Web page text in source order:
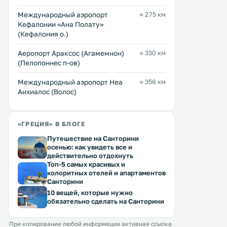
Международный аэропорт
Кефалонии «Ана Полату»
(Кефалония о.)
≈ 275 км
Аеропорт Араксос (Агамемнон)
(Пелопоннес п-ов)
≈ 330 км
Международный аэропорт Неа
Анхиалос (Волос)
≈ 356 км
«ГРЕЦИЯ» В БЛОГЕ
Путешествие на Санторини
осенью: как увидеть все и
действительно отдохнуть
Топ-5 самых красивых и
колоритных отелей и апартаментов
Санторини
10 вещей, которые нужно
обязательно сделать на Санторини
При копировании любой информации активная ссылка